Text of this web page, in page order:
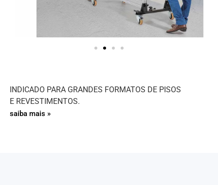
INDICADO PARA GRANDES FORMATOS DE PISOS
E REVESTIMENTOS.
saiba mais »